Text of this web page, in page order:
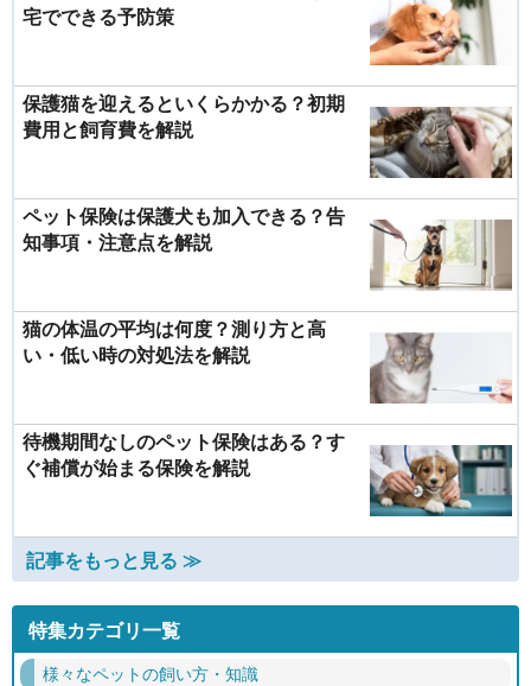
宅でできる予防策
保護猫を迎えるといくらかかる？初期
費用と飼育費を解説
ペット保険は保護犬も加入できる？告
知事項・注意点を解説
猫の体温の平均は何度？測り方と高
い・低い時の対処法を解説
待機期間なしのペット保険はある？す
ぐ補償が始まる保険を解説
記事をもっと見る ≫
特集カテゴリ一覧
様々なペットの飼い方・知識